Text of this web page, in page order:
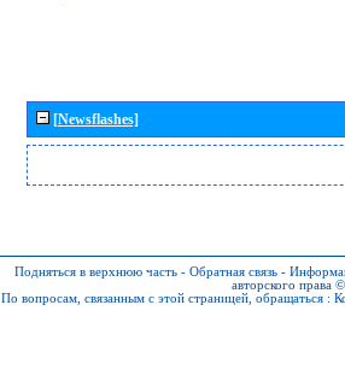
[Newsflashes]
Подняться в верхнюю часть - Обратная связь -
авторского
По вопросам, связанным с этой страницей, обращаться :